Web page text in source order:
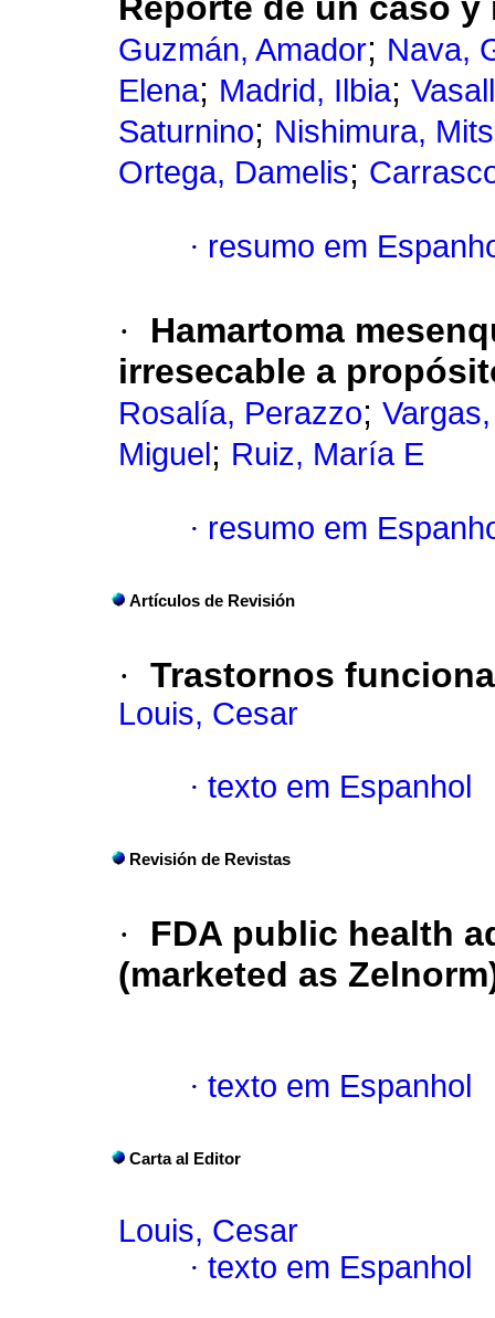
Reporte de un caso
Guzmán, Amador; Nava,
Elena; Madrid, Ilbia;
Saturnino; Nishimura,
Ortega, Damelis;
· resumo em
·
Hamartoma
irresecable a
Rosalía, Perazzo;
Miguel ; Ruiz, María E
· resumo em
Artículos de Revisión
· Trastornos
Louis, Cesar
· texto em Espanhol
Revisión de Revistas
·
FDA public health
(marketed as
· texto em Espanhol
Carta al Editor
Louis, Cesar
· texto em Espanhol